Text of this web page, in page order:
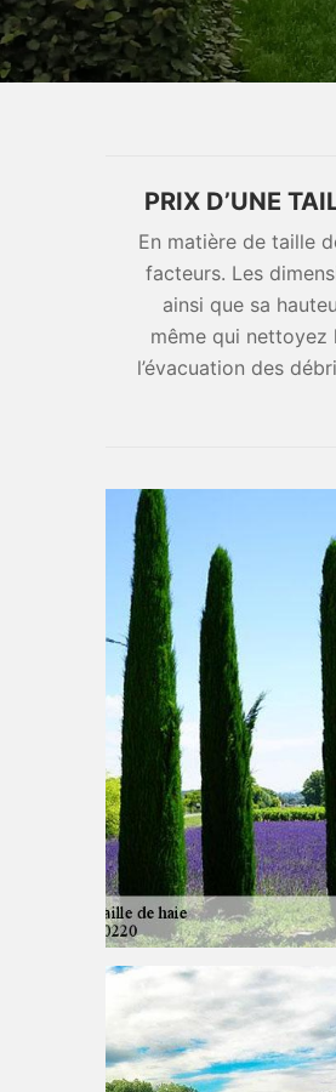
PRIX D’UNE
En matière de taille
facteurs. Les
ainsi que sa
même qui nettoyez
l’évacuation des